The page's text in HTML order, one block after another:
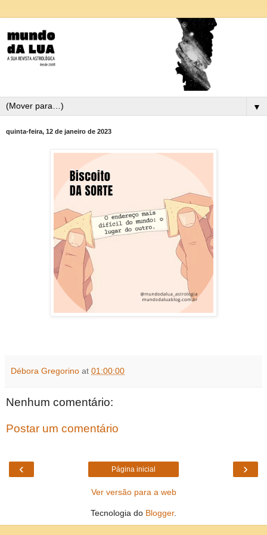
▼
quinta-feira, 12 de janeiro de 2023
Débora Gregorino at 01:00:00
Nenhum comentário:
Postar um comentário
‹ ›
Página inicial
Ver versão para a web
Tecnologia do Blogger.